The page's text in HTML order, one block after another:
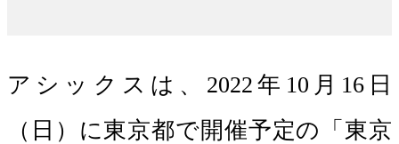
アシックスは、2022年10月16日
（日）に東京都で開催予定の「東京